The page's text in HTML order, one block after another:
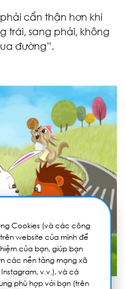
cẩn thận hơn khi
trái, sang phải, không
đường”.
Cookies (và các công
website của mình để
của bạn, giúp bạn
các nền tảng mạng xã
v.v.), và cá
phù hợp với bạn (trên